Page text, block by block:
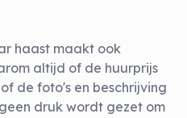
haast maakt ook
altijd of de huurprijs
de foto's en beschrijving
druk wordt gezet om